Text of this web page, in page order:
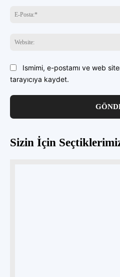
Ismimi, e-postamı ve web
tarayıcıya kaydet.
Sizin İçin